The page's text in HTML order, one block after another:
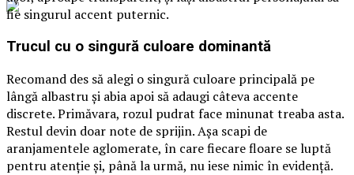
fie singurul accent puternic.
Trucul cu o singură culoare dominantă
Recomand des să alegi o singură culoare principală pe
lângă albastru și abia apoi să adaugi câteva accente
discrete. Primăvara, rozul pudrat face minunat treaba asta.
Restul devin doar note de sprijin. Așa scapi de
aranjamentele aglomerate, în care fiecare floare se luptă
pentru atenție și, până la urmă, nu iese nimic în evidență.